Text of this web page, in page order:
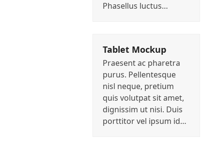
Phasellus luctus…
Tablet Mockup
Praesent ac pharetra
purus. Pellentesque
nisl neque, pretium
quis volutpat sit amet,
dignissim ut nisi. Duis
porttitor vel ipsum id…